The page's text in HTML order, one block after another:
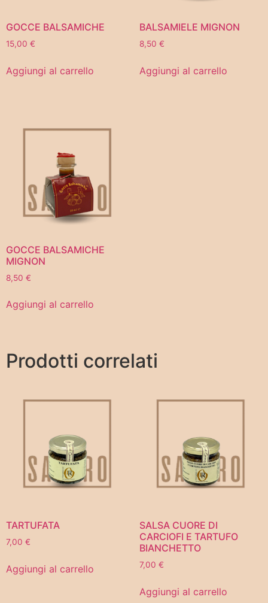
GOCCE BALSAMICHE
15,00 €
Aggiungi al carrello
BALSAMIELE MIGNON
8,50 €
Aggiungi al carrello
GOCCE BALSAMICHE
MIGNON
8,50 €
Aggiungi al carrello
Prodotti correlati
TARTUFATA
7,00 €
Aggiungi al carrello
SALSA CUORE DI
CARCIOFI E TARTUFO
BIANCHETTO
7,00 €
Aggiungi al carrello